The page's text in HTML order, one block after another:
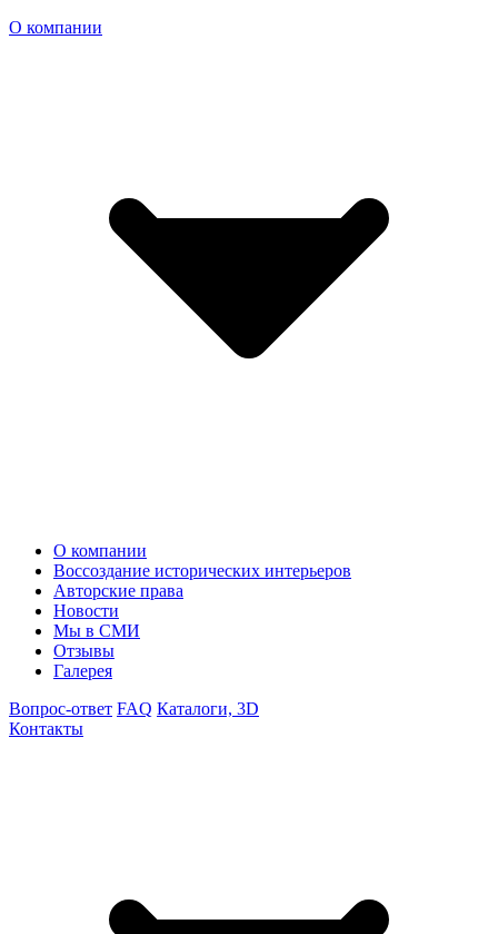
О компании
О компании
Воссоздание исторических интерьеров
Авторские права
Новости
Мы в СМИ
Отзывы
Галерея
Вопрос-ответ FAQ Каталоги, 3D
Контакты